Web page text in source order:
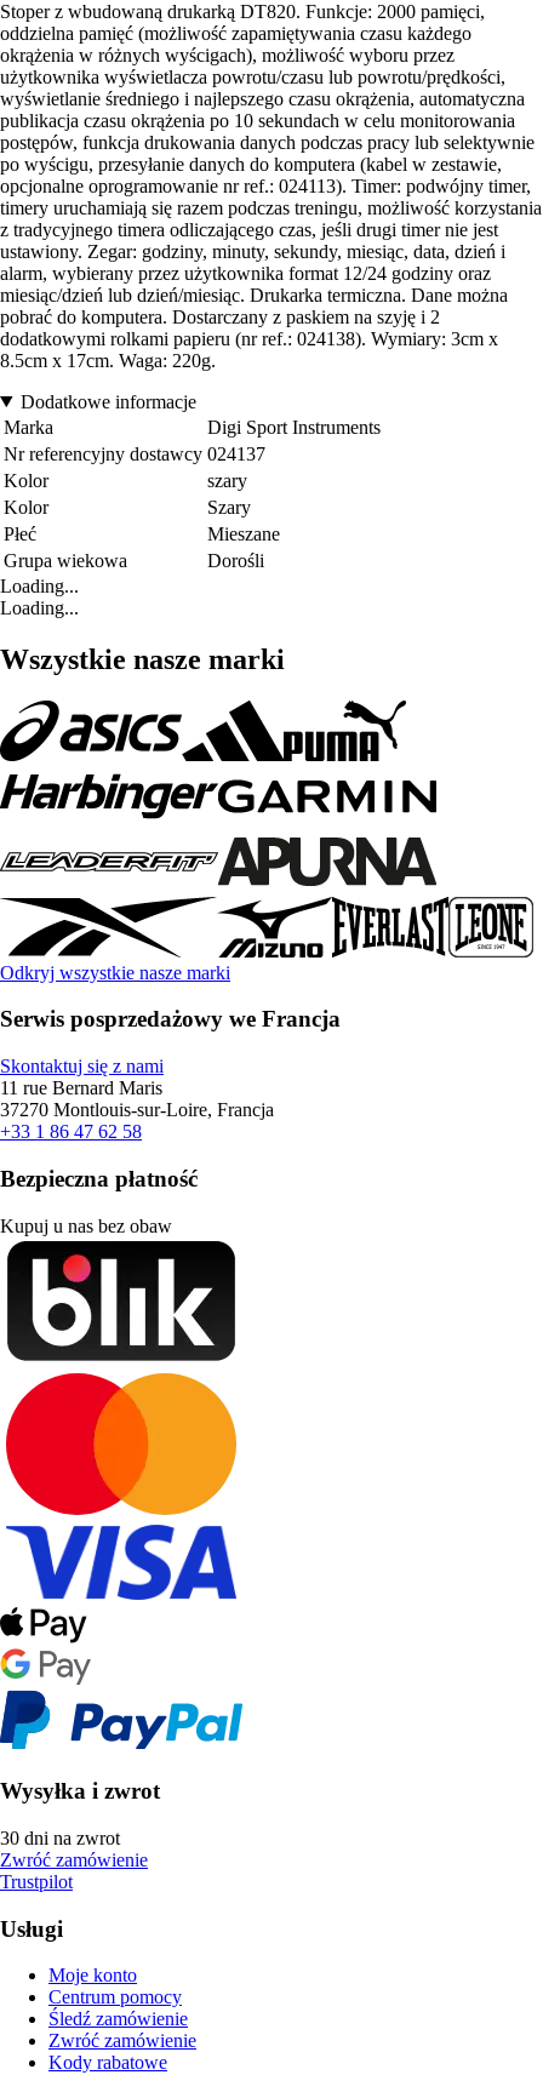
Stoper z wbudowaną drukarką DT820. Funkcje: 2000 pamięci,
oddzielna pamięć (możliwość zapamiętywania czasu każdego
okrążenia w różnych wyścigach), możliwość wyboru przez
użytkownika wyświetlacza powrotu/czasu lub powrotu/prędkości,
wyświetlanie średniego i najlepszego czasu okrążenia, automatyczna
publikacja czasu okrążenia po 10 sekundach w celu monitorowania
postępów, funkcja drukowania danych podczas pracy lub selektywnie
po wyścigu, przesyłanie danych do komputera (kabel w zestawie,
opcjonalne oprogramowanie nr ref.: 024113). Timer: podwójny timer,
timery uruchamiają się razem podczas treningu, możliwość korzystania
z tradycyjnego timera odliczającego czas, jeśli drugi timer nie jest
ustawiony. Zegar: godziny, minuty, sekundy, miesiąc, data, dzień i
alarm, wybierany przez użytkownika format 12/24 godziny oraz
miesiąc/dzień lub dzień/miesiąc. Drukarka termiczna. Dane można
pobrać do komputera. Dostarczany z paskiem na szyję i 2
dodatkowymi rolkami papieru (nr ref.: 024138). Wymiary: 3cm x
8.5cm x 17cm. Waga: 220g.
Dodatkowe informacje
Marka
Digi Sport Instruments
Nr referencyjny dostawcy 024137
Kolor
szary
Kolor
Szary
Płeć
Mieszane
Grupa wiekowa
Dorośli
Loading...
Loading...
Wszystkie nasze marki
Odkryj wszystkie nasze marki
Serwis posprzedażowy we Francja
Skontaktuj się z nami
11 rue Bernard Maris
37270 Montlouis-sur-Loire, Francja
+33 1 86 47 62 58
Bezpieczna płatność
Kupuj u nas bez obaw
Wysyłka i zwrot
30 dni na zwrot
Zwróć zamówienie
Trustpilot
Usługi
Moje konto
Centrum pomocy
Śledź zamówienie
Zwróć zamówienie
Kody rabatowe